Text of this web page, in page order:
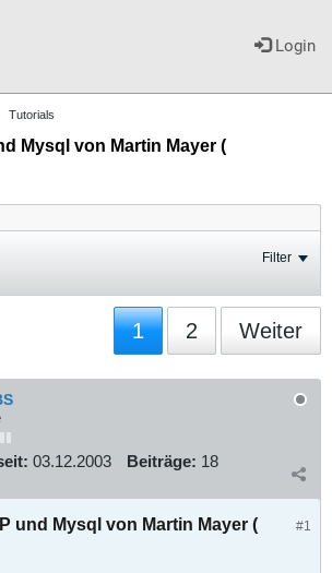
Login
Tutorials
Mysql von Martin Mayer (
Filter
1 2 Weiter
03.12.2003 Beiträge: 18
#1
und Mysql von Martin Mayer (